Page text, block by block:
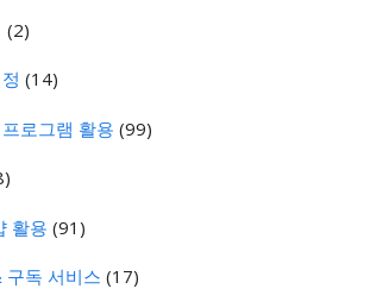
(2)
(14)
로그램 활용 (99)
활용 (91)
구독 서비스 (17)